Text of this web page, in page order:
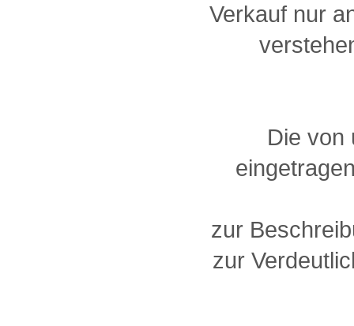
Verkauf nur
Die von
zur
zur